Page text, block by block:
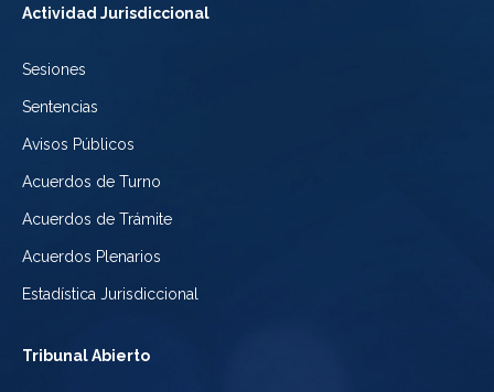
Actividad Jurisdiccional
Sesiones
Sentencias
Avisos Públicos
Acuerdos de Turno
Acuerdos de Trámite
Acuerdos Plenarios
Estadística Jurisdiccional
Tribunal Abierto